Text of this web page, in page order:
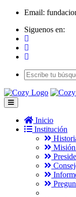
Email:
Siguenos en:
Inicio
Institución